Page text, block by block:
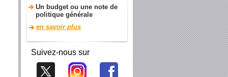
Un budget ou une note de
politique générale
en savoir plus
Suivez-nous sur